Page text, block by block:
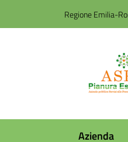
Regione Emilia-
Azienda